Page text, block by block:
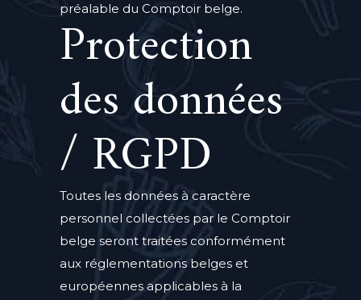
préalable du Comptoir belge.
Protection
des données
/ RGPD
Toutes les données à caractère
personnel collectées par le Comptoir
belge seront traitées conformément
aux réglementations belges et
européennes applicables à la